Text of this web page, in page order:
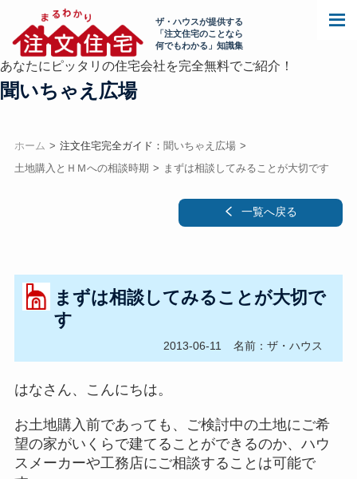
ザ・ハウスが提供する
「注文住宅のことなら
何でもわかる」知識集
あなたにピッタリの住宅会社を完全無料でご紹介！
聞いちゃえ広場
ホーム 注文住宅完全ガイド： 聞いちゃえ広場
土地購入とＨＭへの相談時期
まずは相談してみることが大切です
一覧へ戻る
まずは相談してみることが大切で
す
2013-06-11 名前：ザ・ハウス
はなさん、こんにちは。
お土地購入前であっても、ご検討中の土地にご希
望の家がいくらで建てることができるのか、ハウ
スメーカーや工務店にご相談することは可能で